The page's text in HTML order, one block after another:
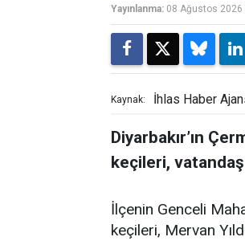
Yayınlanma: 08 Ağustos
Kaynak: İhlas Haber
Diyarbakır’ın
keçileri,
İlçenin Genceli
keçileri, Mervan